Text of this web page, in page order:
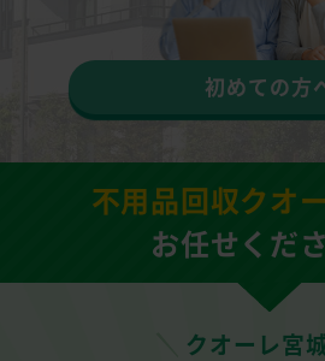
初めての方
不用品回収クオ
お任せくだ
クオーレ宮